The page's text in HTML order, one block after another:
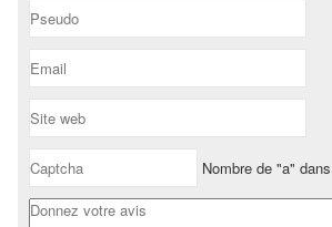
Nombre de "a"